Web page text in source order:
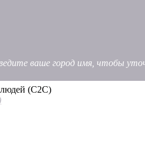
ваше город имя, чтобы
(С2С)